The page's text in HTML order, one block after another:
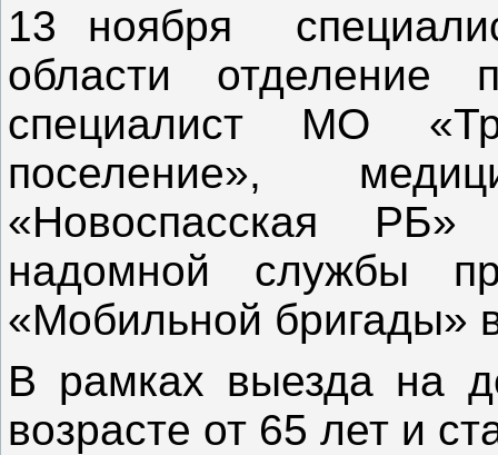
13 ноября
области отделение
специалист МО
поселение»,
«Новоспасская
надомной службы
«Мобильной бригады»
В рамках выезда на
возрасте от 65 лет и